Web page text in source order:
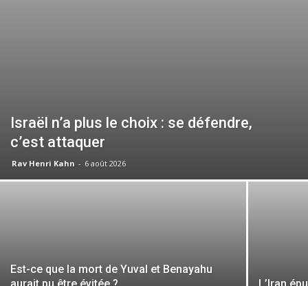
Israël n’a plus le choix : se défendre,
c’est attaquer
Rav Henri Kahn - 6 août 2026
Est-ce que la mort de Yuval et Benayahu
aurait pu être évitée ?
L’Iran